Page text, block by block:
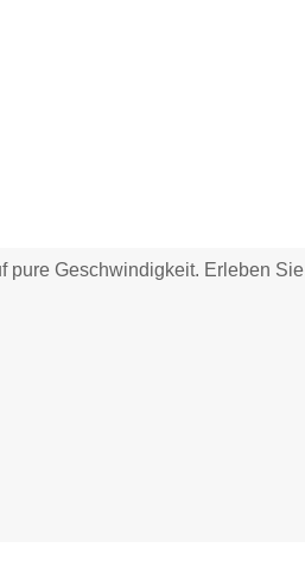
pure Geschwindigkeit. Erleben Sie